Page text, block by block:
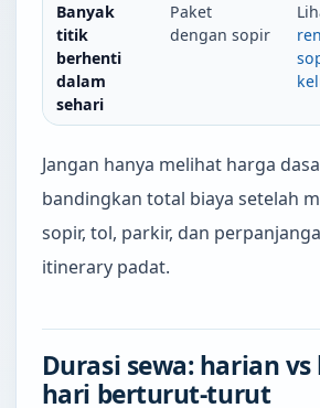
Banyak
titik
berhenti
dalam
sehari
Paket
dengan sopir
Jangan hanya melihat harga
bandingkan total biaya setelah
sopir, tol, parkir, dan
itinerary padat.
Durasi sewa: harian vs
hari berturut-turut